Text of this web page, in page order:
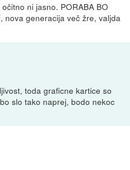
ni jasno. PORABA BO
nova generacija več žre, valjda
toda graficne kartice so
slo tako naprej, bodo nekoc